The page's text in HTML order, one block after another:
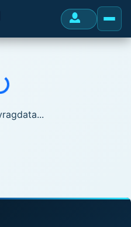
Indlæser...